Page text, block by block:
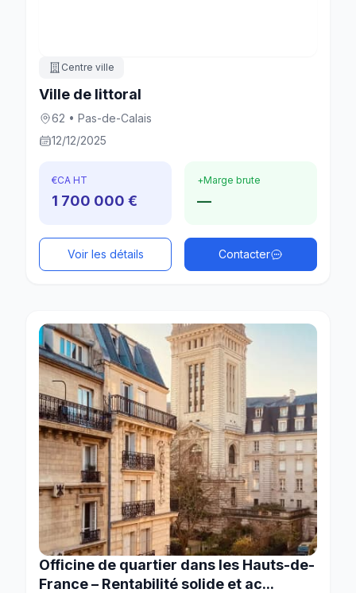
Centre ville
Ville de littoral
62 • Pas-de-Calais
12/12/2025
€CA HT
1 700 000 €
+Marge brute
—
Voir les détails Contacter
Officine de quartier dans les Hauts-de-
France – Rentabilité solide et ac...